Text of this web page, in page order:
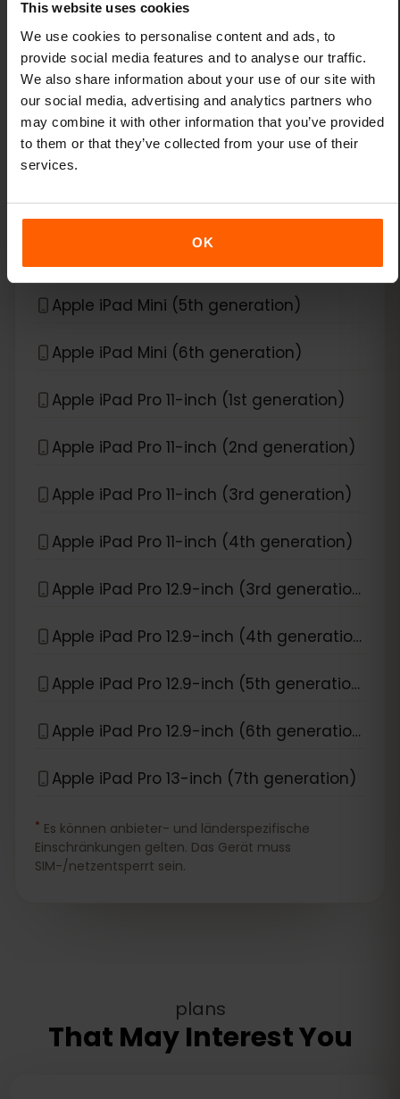
This website uses cookies
We use cookies to personalise content and ads, to
provide social media features and to analyse our traffic.
We also share information about your use of our site with
our social media, advertising and analytics partners who
may combine it with other information that you’ve provided
to them or that they’ve collected from your use of their
services.
OK
Apple iPad (9th generation)
Apple iPad Air (3rd generation)
Apple iPad Air (4th generation)
Apple iPad Air (5th generation)
Apple iPad Mini (5th generation)
Apple iPad Mini (6th generation)
Apple iPad Pro 11-inch (1st generation)
Apple iPad Pro 11-inch (2nd generation)
Apple iPad Pro 11-inch (3rd generation)
Apple iPad Pro 11-inch (4th generation)
Apple iPad Pro 12.9-inch (3rd generation)
Apple iPad Pro 12.9-inch (4th generation)
Apple iPad Pro 12.9-inch (5th generation)
Apple iPad Pro 12.9-inch (6th generation)
Apple iPad Pro 13-inch (7th generation)
* Es können anbieter- und länderspezifische
Einschränkungen gelten. Das Gerät muss
SIM-/netzentsperrt sein.
plans
That May Interest You